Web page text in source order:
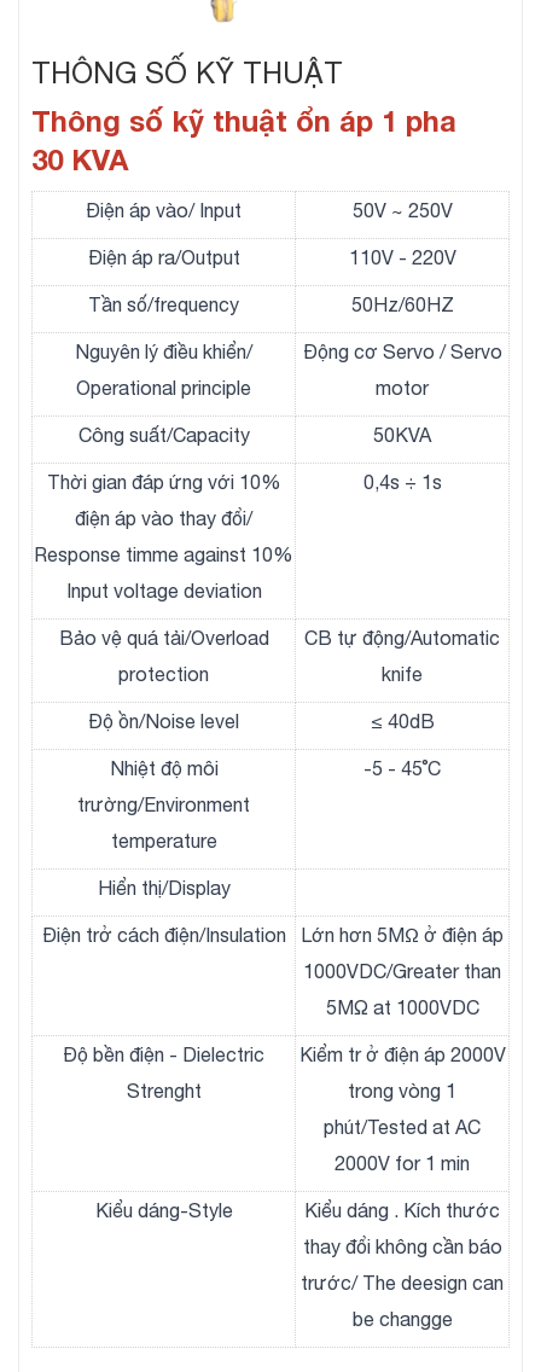
THÔNG SỐ KỸ THUẬT
Thông số kỹ thuật ổn áp 1 pha
30 KVA
Điện áp vào/ Input 50V ~ 250V
Điện áp ra/Output 110V - 220V
Tần số/frequency 50Hz/60HZ
Nguyên lý điều khiển/
Operational principle
Động cơ Servo / Servo
motor
Công suất/Capacity 50KVA
Thời gian đáp ứng với 10%
điện áp vào thay đổi/
Response timme against 10%
Input voltage deviation
0,4s ÷ 1s
Bảo vệ quá tải/Overload
protection
CB tự động/Automatic
knife
Độ ồn/Noise level ≤ 40dB
Nhiệt độ môi
trường/Environment
temperature
-5 - 45˚C
Hiển thị/Display
Điện trở cách điện/Insulation
Lớn hơn 5MΩ ở điện áp
1000VDC/Greater than
5MΩ at 1000VDC
Độ bền điện - Dielectric
Strenght
Kiểm tr ở điện áp 2000V
trong vòng 1
phút/Tested at AC
2000V for 1 min
Kiểu dáng-Style
Kiểu dáng . Kích thước
thay đổi không cần báo
trước/ The deesign can
be changge